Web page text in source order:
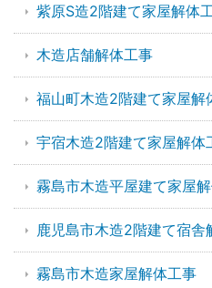
紫原S造2階建て家屋解体
木造店舗解体工事
福山町木造2階建て家屋解
宇宿木造2階建て家屋解体
霧島市木造平屋建て家屋
鹿児島市木造2階建て宿舎
霧島市木造家屋解体工事